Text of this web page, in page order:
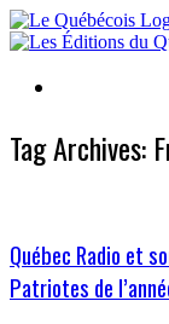
Skip
to
Tag Archives:
Québec Radio et
Patriotes de